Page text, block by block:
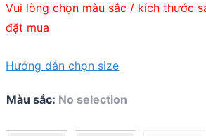
Vui lòng chọn màu sắc / kích thước
đặt mua
Hướng dẫn chọn size
Màu sắc: No selection